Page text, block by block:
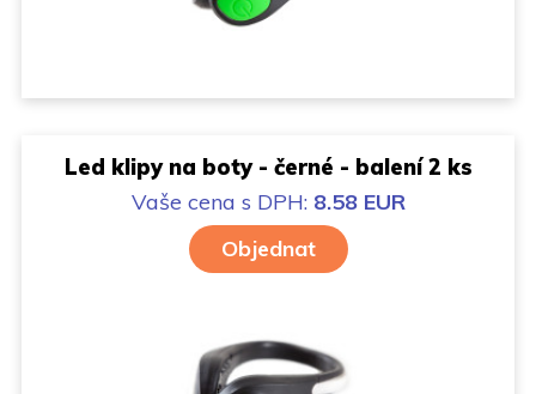
Led klipy na boty - černé - balení 2 ks
Vaše cena s DPH: 8.58 EUR
Objednat